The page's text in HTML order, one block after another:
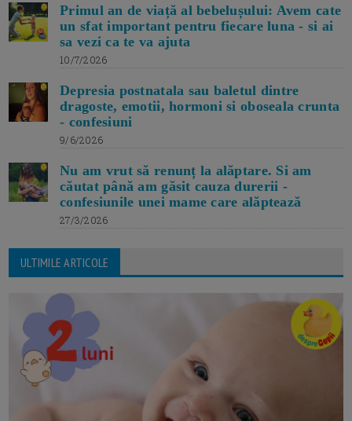
Primul an de viață al bebelușului: Avem cate
un sfat important pentru fiecare luna - si ai
sa vezi ca te va ajuta
10/7/2026
Depresia postnatala sau baletul dintre
dragoste, emotii, hormoni si oboseala crunta
- confesiuni
9/6/2026
Nu am vrut să renunț la alăptare. Si am
căutat până am găsit cauza durerii -
confesiunile unei mame care alăptează
27/3/2026
ULTIMILE ARTICOLE